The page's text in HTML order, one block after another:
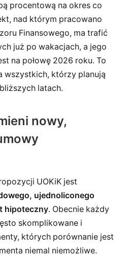
procentową na okres co
nad którym pracowano
Finansowego, ma trafić
już po wakacjach, a jego
na połowę 2026 roku. To
wszystkich, którzy planują
latach.
nowy,
UOKiK jest
ujednoliconego
hipoteczny. Obecnie każdy
skomplikowane i
których porównanie jest
niemal niemożliwe.